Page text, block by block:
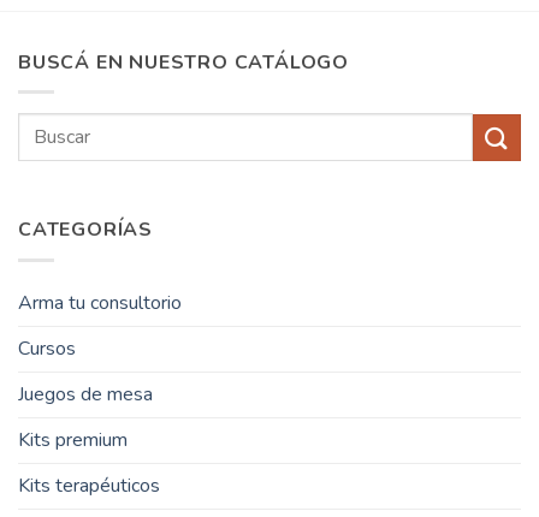
BUSCÁ EN NUESTRO CATÁLOGO
Buscar
CATEGORÍAS
Arma tu consultorio
Cursos
Juegos de mesa
Kits premium
Kits terapéuticos